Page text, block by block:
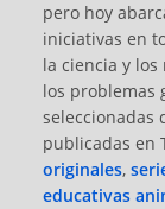
pero hoy
iniciativas en
la ciencia y los
los problemas
seleccionadas
publicadas en
originales,
educativas